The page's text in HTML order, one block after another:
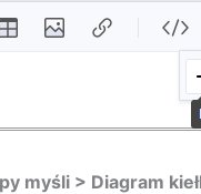
myśli > Diagram